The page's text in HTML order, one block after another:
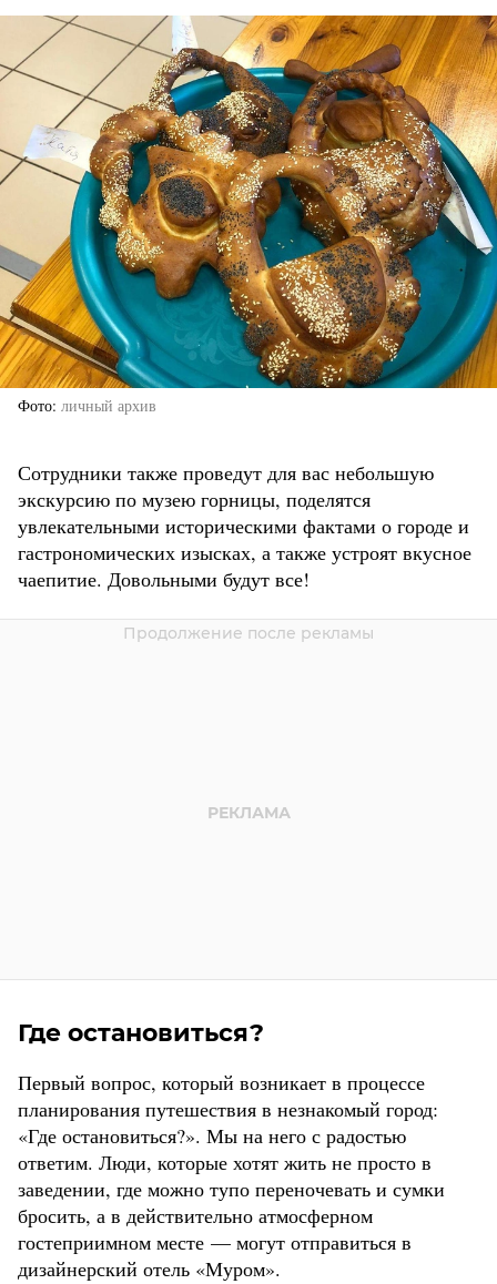
Фото личный архив
Сотрудники также проведут для вас небольшую
экскурсию по музею горницы, поделятся
увлекательными историческими фактами о городе и
гастрономических изысках, а также устроят вкусное
чаепитие. Довольными будут все!
Где остановиться?
Первый вопрос, который возникает в процессе
планирования путешествия в незнакомый город:
«Где остановиться?». Мы на него с радостью
ответим. Люди, которые хотят жить не просто в
заведении, где можно тупо переночевать и сумки
бросить, а в действительно атмосферном
гостеприимном месте — могут отправиться в
дизайнерский отель «Муром».